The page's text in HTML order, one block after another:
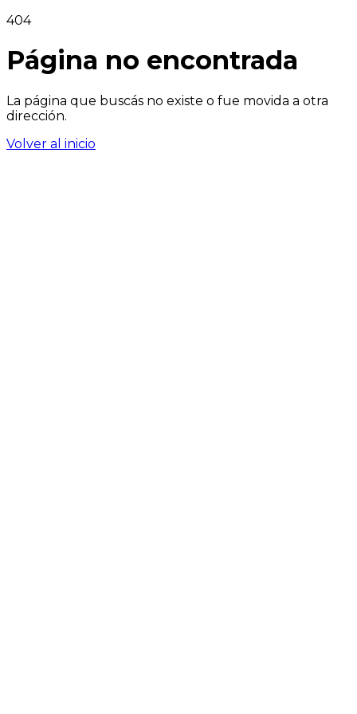
404
Página no encontrada
La página que buscás no existe o fue movida a otra
dirección.
Volver al inicio